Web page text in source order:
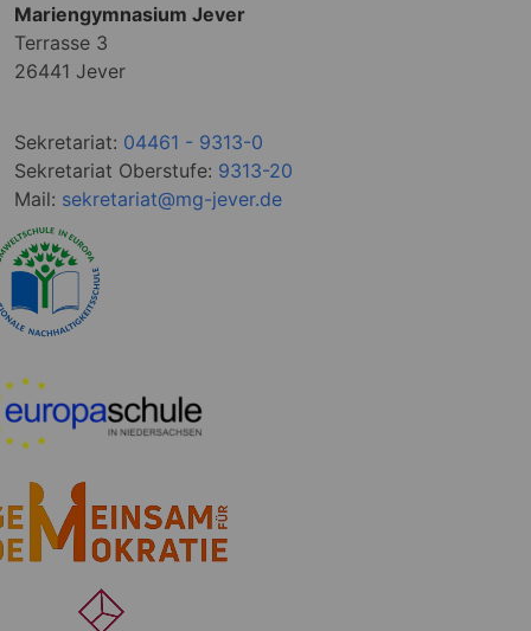
Mariengymnasium Jever
Terrasse 3
26441 Jever
Sekretariat: 04461 - 9313-0
Sekretariat Oberstufe: 9313-20
Mail: sekretariat@mg-jever.de